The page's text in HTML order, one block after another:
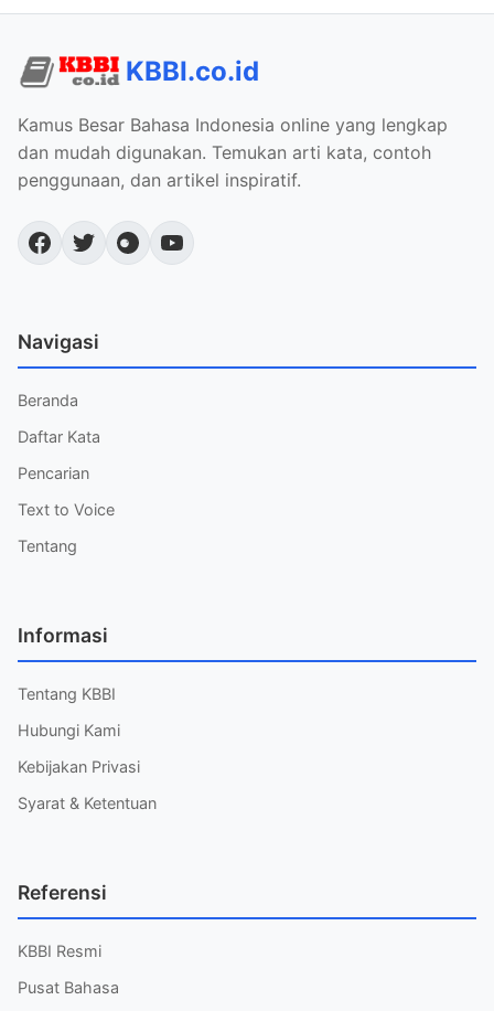
KBBI.co.id
Kamus Besar Bahasa Indonesia online yang lengkap
dan mudah digunakan. Temukan arti kata, contoh
penggunaan, dan artikel inspiratif.
Navigasi
Beranda
Daftar Kata
Pencarian
Text to Voice
Tentang
Informasi
Tentang KBBI
Hubungi Kami
Kebijakan Privasi
Syarat & Ketentuan
Referensi
KBBI Resmi
Pusat Bahasa